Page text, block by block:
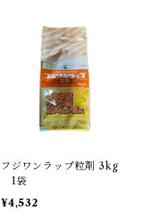
フジワンラップ粒剤 3kg
1袋
¥4,532